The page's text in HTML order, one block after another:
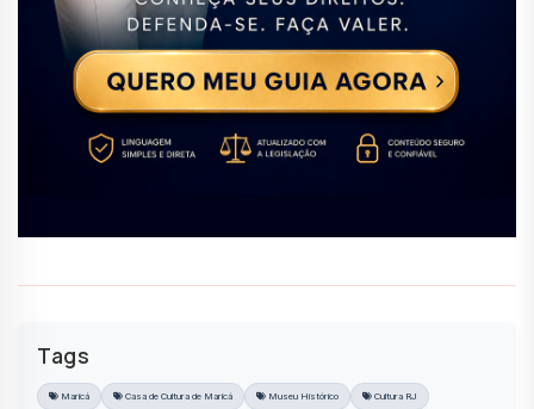
Tags
Maricá Casa de Cultura de Maricá Museu Histórico Cultura RJ